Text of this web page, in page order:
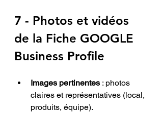
7 - Photos et vidéos
de la Fiche GOOGLE
Business Profile
Images pertinentes : photos
claires et représentatives (local,
produits, équipe).